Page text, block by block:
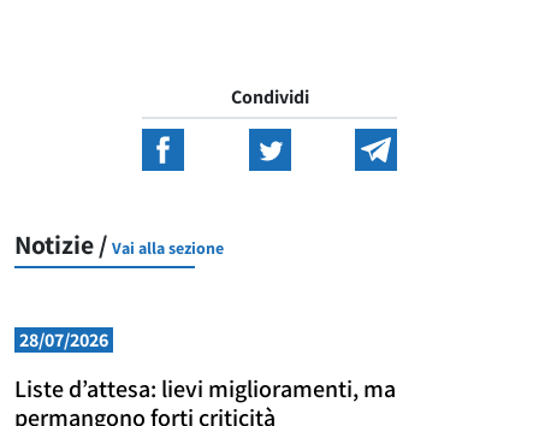
Condividi
Notizie / Vai alla sezione
28/07/2026
Liste d’attesa: lievi miglioramenti, ma
permangono forti criticità